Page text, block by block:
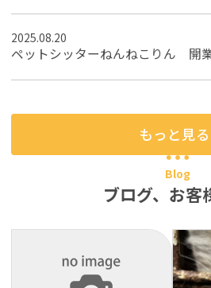
2025.08.20
ペットシッターねんねこりん 開
もっと見る
Blog
ブログ、お客